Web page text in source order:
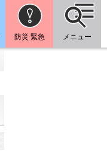
防災 緊急 メニュー